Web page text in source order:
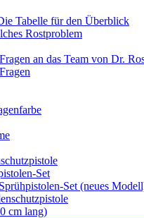
Tabelle für den Überblick
Rostproblem
an das Team von Dr.
Set
Set (neues
cm lang)